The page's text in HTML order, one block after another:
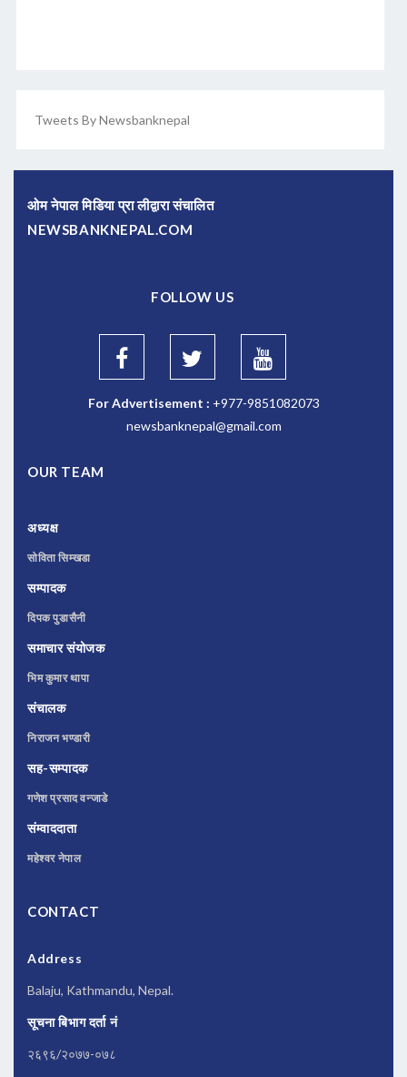
Tweets By Newsbanknepal
ओम नेपाल मिडिया प्रा लीद्वारा संचालित
NEWSBANKNEPAL.COM
FOLLOW US
For Advertisement : +977-9851082073
newsbanknepal@gmail.com
OUR TEAM
अध्यक्ष
सोविता सिम्खडा
सम्पादक
दिपक पुडासैनी
समाचार संयोजक
भिम कुमार थापा
संचालक
निराजन भण्डारी
सह-सम्पादक
गणेश प्रसाद वन्जाडे
संम्वाददाता
महेश्वर नेपाल
CONTACT
Address
Balaju, Kathmandu, Nepal.
सूचना बिभाग दर्ता नं
२६९६/२०७७-०७८